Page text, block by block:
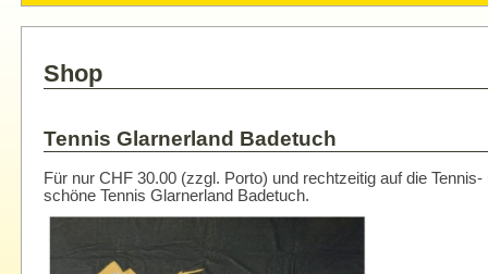
Shop
Tennis Glarnerland Badetuch
Für nur CHF 30.00 (zzgl. Porto) und rechtzeitig auf die
schöne Tennis Glarnerland Badetuch.